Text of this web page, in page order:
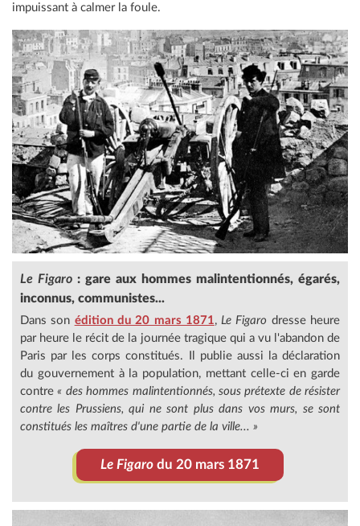
impuissant à calmer la foule.
Le Figaro : gare aux hommes malintentionnés, égarés,
inconnus, communistes...
Dans son édition du 20 mars 1871, Le Figaro dresse heure
par heure le récit de la journée tragique qui a vu l'abandon de
Paris par les corps constitués. Il publie aussi la déclaration
du gouvernement à la population, mettant celle-ci en garde
contre« des hommes malintentionnés, sous prétexte de résister
contre les Prussiens, qui ne sont plus dans vos murs, se sont
constitués les maîtres d'une partie de la ville... »
Le Figaro du 20 mars 1871